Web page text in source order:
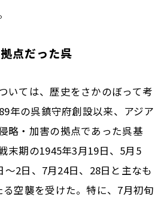
点だった呉
いては、歴史をさかのぼって考
年の呉鎮守府創設以来、アジア
略・加害の拠点であった呉基
末期の1945年3月19日、5月5
～2日、7月24日、28日と主なも
空襲を受けた。特に、7月初旬